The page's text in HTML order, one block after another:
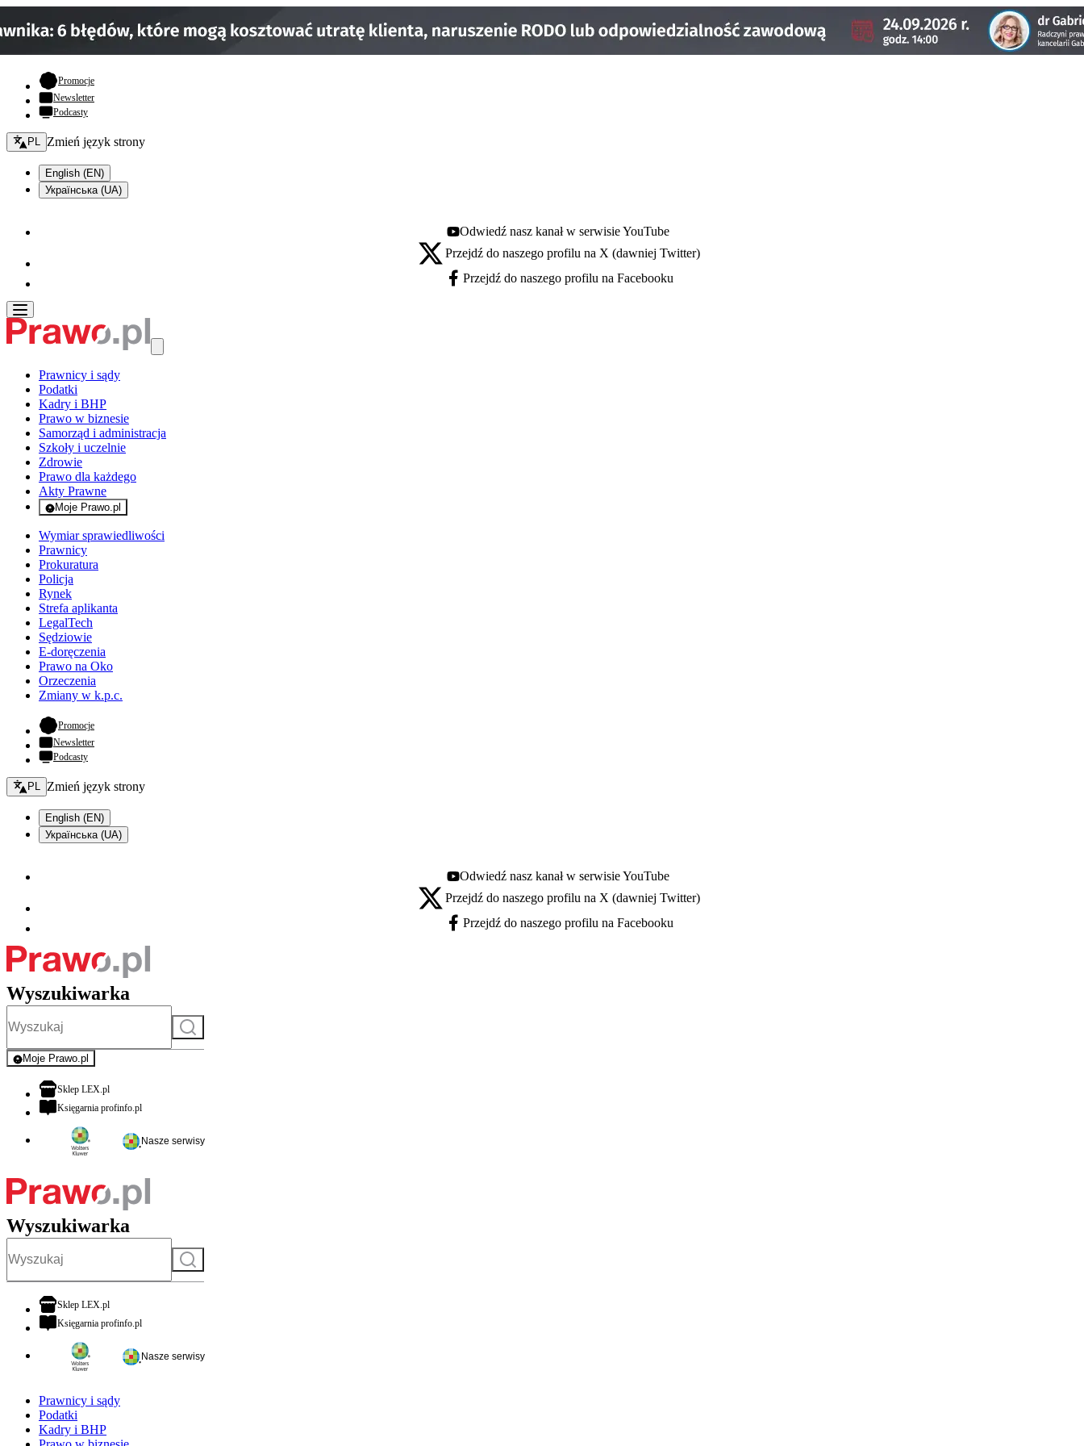
Promocje- otwiera się w nowej karcie
Newsletter
Podcasty
Zmień język - bieżący:
PL Zmień język strony
English (EN)
Українська (UA)
Youtube - otwiera się w nowej karcie
Odwiedź nasz kanał w serwisie YouTube
X - otwiera się w nowej karcie
Przejdź do naszego profilu na X (dawniej Twitter)
Facebook - otwiera się w nowej karcie
Przejdź do naszego profilu na Facebooku
Prawnicy i sądy
Podatki
Kadry i BHP
Prawo w biznesie
Samorząd i administracja
Szkoły i uczelnie
Zdrowie
Prawo dla każdego
Akty Prawne
Moje Prawo.pl
- rejestracja i logowanie do serwisu
Wymiar sprawiedliwości
Prawnicy
Prokuratura
Policja
Rynek
Strefa aplikanta
LegalTech
Sędziowie
E-doręczenia
Prawo na Oko
Orzeczenia
Zmiany w k.p.c.
Promocje- otwiera się w nowej karcie
Newsletter
Podcasty
Zmień język - bieżący:
PL Zmień język strony
English (EN)
Українська (UA)
Youtube - otwiera się w nowej karcie
Odwiedź nasz kanał w serwisie YouTube
X - otwiera się w nowej karcie
Przejdź do naszego profilu na X (dawniej Twitter)
Facebook - otwiera się w nowej karcie
Przejdź do naszego profilu na Facebooku
Wyszukiwarka
Szukaj
Moje Prawo.pl
- rejestracja i logowanie do serwisu
Sklep LEX.plotwiera się w nowej karcie
Księgarnia profinfo.plotwiera się w nowej karcie
Nasze serwisy
Wyszukiwarka
Szukaj
Sklep LEX.plotwiera się w nowej karcie
Księgarnia profinfo.plotwiera się w nowej karcie
Nasze serwisy
Prawnicy i sądy
Podatki
Kadry i BHP